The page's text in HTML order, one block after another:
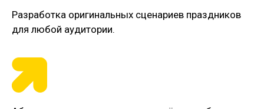
Разработка оригинальных сценариев праздников
для любой аудитории.